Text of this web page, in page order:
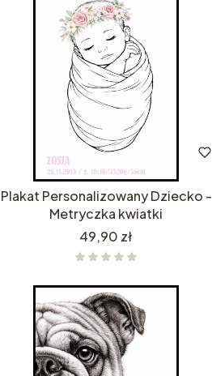
Plakat Personalizowany Dziecko -
Metryczka kwiatki
Cena
49,90 zł